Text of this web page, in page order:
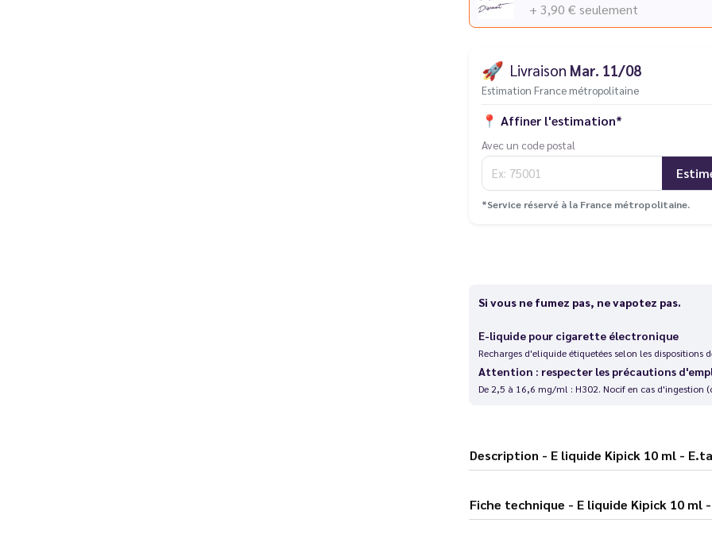
+ 3,90 € seulement
🚀 Livraison Mar. 11/08
Estimation France métropolitaine
📍 Affiner l'estimation*
Avec un code postal
*Service réservé à la France métropolitaine.
Si vous ne fumez pas, ne vapotez pas.
E-liquide pour cigarette électronique
Recharges d'eliquide étiquetées selon les
Attention : respecter les précautions
De 2,5 à 16,6 mg/ml : H302. Nocif en cas d'ingestion
Description - E liquide Kipick 10 ml -
Fiche technique - E liquide Kipick